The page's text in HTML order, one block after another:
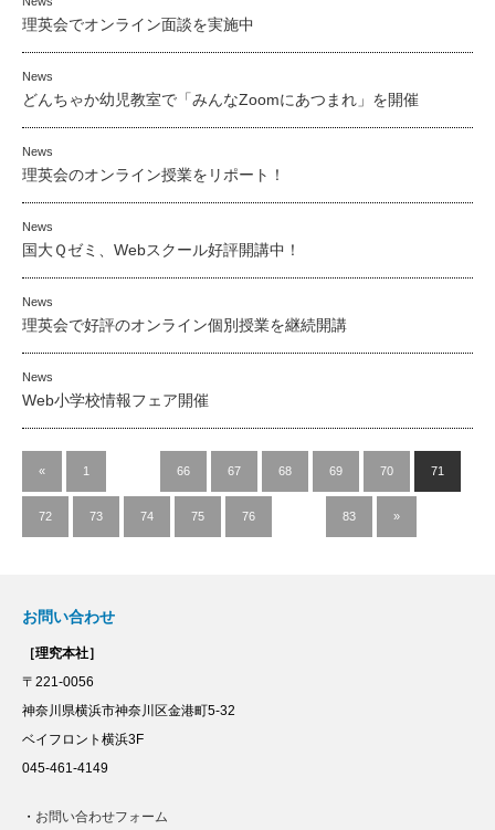
理英会でオンライン面談を実施中
News
どんちゃか幼児教室で「みんなZoomにあつまれ」を開催
News
理英会のオンライン授業をリポート！
News
国大Ｑゼミ、Webスクール好評開講中！
News
理英会で好評のオンライン個別授業を継続開講
News
Web小学校情報フェア開催
« 1 66 67 68 69 70 71
72 73 74 75 76 83 »
お問い合わせ
［理究本社］
〒221-0056
神奈川県横浜市神奈川区金港町5-32
ベイフロント横浜3F
045-461-4149
・ お問い合わせフォーム